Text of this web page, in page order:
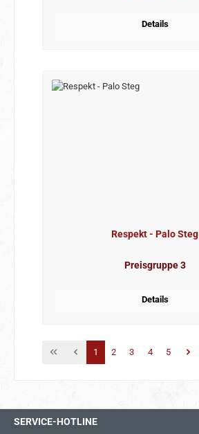
Details
Respekt - Palo Steg
Preisgruppe 3
Details
Seite
1 Seite
2 Seite
3 Seite
4 Seite
5
SERVICE-HOTLINE